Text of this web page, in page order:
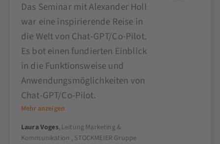
Das Seminar mit Alexander Holl
war eine inspirierende Reise in
die Welt von Chat-GPT/Co-Pilot.
Es bot einen fundierten Einblick
in die Funktionsweise und
Anwendungsmöglichkeiten von
Chat-GPT/Co-Pilot.
Mehr anzeigen
Laura Voges, Leitung Marketing &
Kommunikation , STOCKMEIER Gruppe